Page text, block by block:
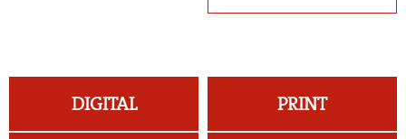
DIGITAL PRINT